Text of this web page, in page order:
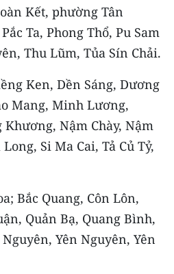
Kết, phường Tân
Ta, Phong Thổ, Pu Sam
Thu Lũm, Tủa Sín Chải.
Ken, Dền Sáng, Dương
Mang, Minh Lương,
Nậm Chày, Nậm
Si Ma Cai, Tả Củ Tỷ,
Bắc Quang, Côn Lôn,
Quản Bạ, Quang Bình,
Yên Nguyên, Yên